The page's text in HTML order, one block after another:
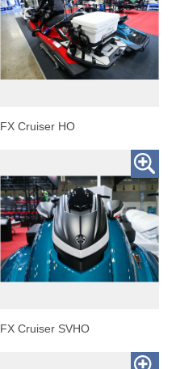
FX Cruiser HO
FX Cruiser SVHO